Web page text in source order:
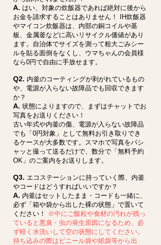
A. はい、対象の炊飯器であれば絶対に後から
お金を請求することはありません！ IH炊飯器
やマイコン炊飯器は、内部の銅コイルや基
板、金属釜などに高いリサイクル価値があり
ます。自治体でサイズを測って粗大ごみシー
ルを貼る面倒をなくし、ウマちゃんの会員様
なら0円で自由に手放せます。
Q2. 内釜のコーティングが剥がれているもの
や、電源が入らない故障品でも回収できます
か？
A. 状態によりますので、まずはチャットでお
写真をお送りください！
古い年式や内釜の傷、電源が入らない故障品
でも「0円対象」として無料お引き取りでき
るケースが大多数です。スマホで写真をパシ
ャッと撮って送るだけで、数分で「無料予約
OK」のご案内をお送りします。
Q3. エコステーションに持っていく際、内釜
やコードはどうすればいいですか？
A. 内釜はセットしたまま・コードも一緒に、
必ず「箱や袋から出した裸の状態」で置いて
ください！
※中にご飯粒や食材の汚れが残っ
ていると悪臭・虫の発生原因になるため、必
ず軽く水洗いして空の状態にしてください。
持ち込みの際はビニール袋や紙袋等から出